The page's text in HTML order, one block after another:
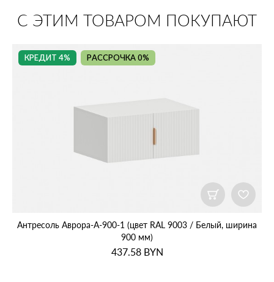
С ЭТИМ ТОВАРОМ ПОКУПАЮТ
КРЕДИТ 4% РАССРОЧКА 0%
Антресоль Аврора‑А‑900‑1 (цвет RAL 9003 / Белый, ширина
900 мм)
437.58BYN